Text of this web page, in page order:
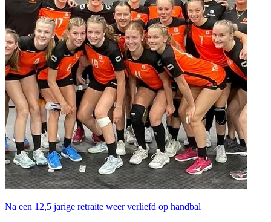
Na een 12,5 jarige retraite weer verliefd op handbal